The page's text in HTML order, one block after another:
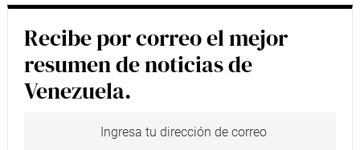
Recibe por correo el mejor
resumen de noticias de
Venezuela.